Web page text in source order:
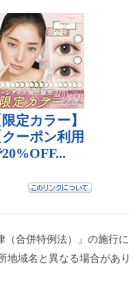
合併特例法）」の施行に
地域名と異なる場合があり